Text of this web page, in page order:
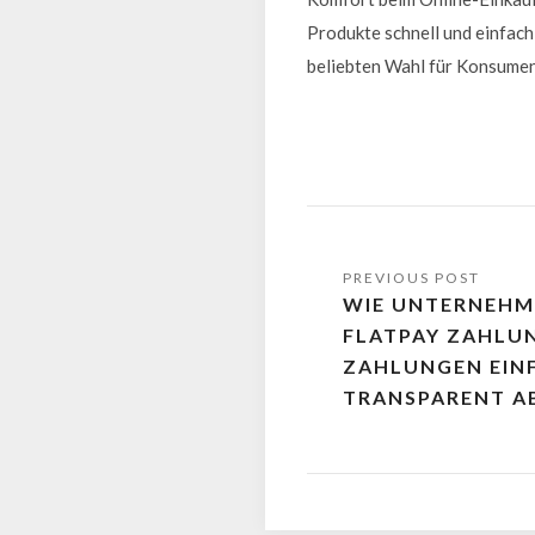
Produkte schnell und
beliebten Wahl für
WIE
FLATPAY
ZAHLUNGEN
TRANSPARENT